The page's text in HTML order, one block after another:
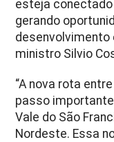
esteja
gerando
desenvolvimento
ministro Silvio
“A nova rota
passo
Vale do São
Nordeste. Essa